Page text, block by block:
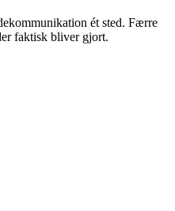
ét sted. Færre
faktisk bliver gjort.